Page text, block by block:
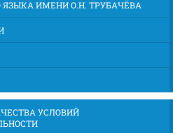
ЯЗЫКА ИМЕНИ О.Н. ТРУБАЧЁВА
УСЛОВИЙ